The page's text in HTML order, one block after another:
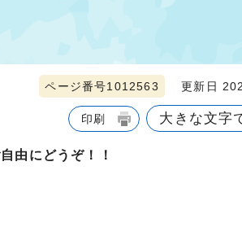
ページ番号1012563 更新日
印刷 大きな文字
由にどうぞ！！